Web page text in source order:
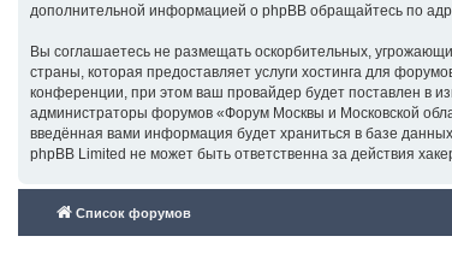
дополнительной информацией о phpBB обращайтесь по
Вы соглашаетесь не размещать оскорбительных,
страны, которая предоставляет услуги хостинга для
конференции, при этом ваш провайдер будет поставлен в
администраторы форумов «Форум Москвы и Московской
введённая вами информация будет храниться в базе
phpBB Limited не может быть ответственна за действия
Список форумов